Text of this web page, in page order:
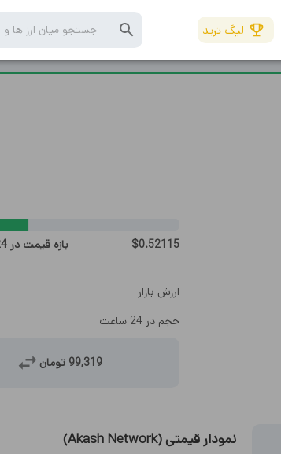
لیگ ترید
$0.52115 بازه قیمت در 24 ساعت
ارزش بازار
حجم در 24 ساعت
99,319 تومان
نمودار قیمتی (
Akash Network
)